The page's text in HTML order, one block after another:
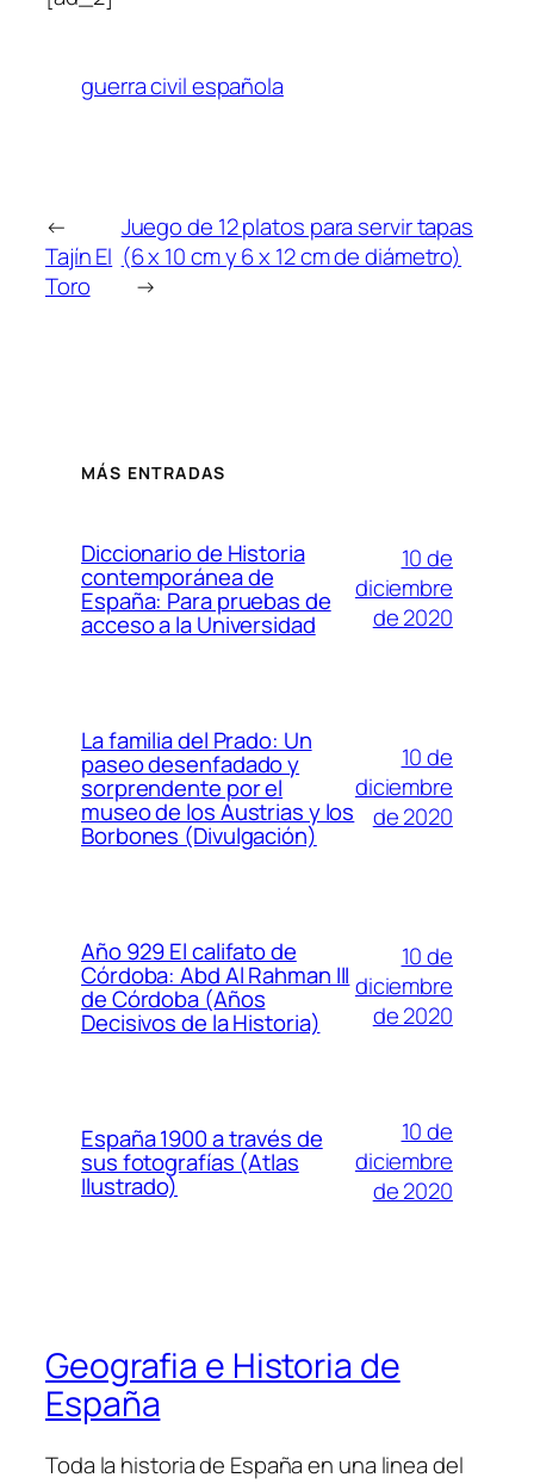
guerra civil española
←
Tajín El
Toro
Juego de 12 platos para servir tapas
(6 x 10 cm y 6 x 12 cm de diámetro)
→
MÁS ENTRADAS
Diccionario de Historia
contemporánea de
España: Para pruebas de
acceso a la Universidad
10 de
diciembre
de 2020
La familia del Prado: Un
paseo desenfadado y
sorprendente por el
museo de los Austrias y los
Borbones (Divulgación)
10 de
diciembre
de 2020
Año 929 El califato de
Córdoba: Abd Al Rahman III
de Córdoba (Años
Decisivos de la Historia)
10 de
diciembre
de 2020
España 1900 a través de
sus fotografías (Atlas
Ilustrado)
10 de
diciembre
de 2020
Geografia e Historia de
España
Toda la historia de España en una linea del